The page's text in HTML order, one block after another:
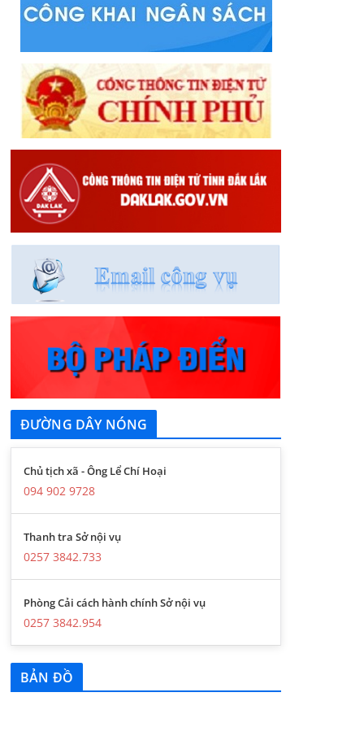
ĐƯỜNG DÂY NÓNG
Chủ tịch xã - Ông Lể Chí Hoại
094 902 9728
Thanh tra Sở nội vụ
0257 3842.733
Phòng Cải cách hành chính Sở nội vụ
0257 3842.954
BẢN ĐỒ